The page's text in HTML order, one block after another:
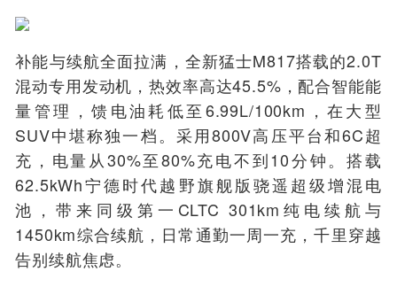
补能与续航全面拉满，全新猛士M817搭载的2.0T
混动专用发动机，热效率高达45.5%，配合智能能
量管理，馈电油耗低至6.99L/100km ，在大型
SUV中堪称独一档。采用800V高压平台和6C超
充，电量从30%至80%充电不到10分钟。搭载
62.5kWh宁德时代越野旗舰版骁遥超级增混电
池，带来同级第一CLTC 301km纯电续航与
1450km综合续航，日常通勤一周一充，千里穿越
告别续航焦虑。